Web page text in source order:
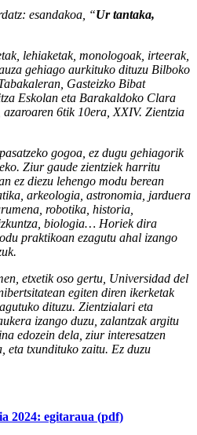
esandakoa, “Ur tantaka,
lehiaketak, monologoak, irteerak,
gehiago aurkituko dituzu Bilboko
Gasteizko Bibat
Eskolan eta Barakaldoko Clara
6tik 10era, XXIV. Zientzia
gogoa, ez dugu gehiagorik
Ziur gaude zientziek harritu
ez diezu lehengo modu berean
arkeologia, astronomia, jarduera
robotika, historia,
biologia… Horiek dira
praktikoan ezagutu ahal izango
etxetik oso gertu, Universidad del
egiten diren ikerketak
dituzu. Zientzialari eta
izango duzu, zalantzak argitu
edozein dela, ziur interesatzen
eta txundituko zaitu. Ez duzu
2024: egitaraua (pdf)